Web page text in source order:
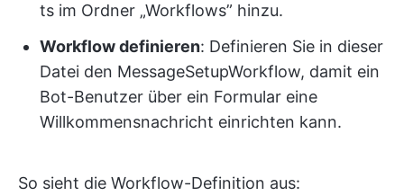
ts im Ordner „Workflows” hinzu.
Workflow definieren: Definieren Sie in dieser
Datei den MessageSetupWorkflow, damit ein
Bot-Benutzer über ein Formular eine
Willkommensnachricht einrichten kann.
So sieht die Workflow-Definition aus: